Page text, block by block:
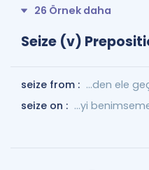
26 Örnek daha
Seize (v)
seize from : ...den ele
seize on : ...yi